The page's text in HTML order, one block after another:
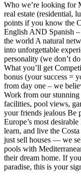
Who we’re looking for
real estate (residential,
points if you know the
English AND Spanish
the world A natural
into unforgettable
personality (we don’t
What you’ll get
bonus (your success =
from day one – we
Work from our
facilities, pool views,
your friends jealous Be
Europe’s most
learn, and live the
just sell houses — we
pools with
their dream home. If
paradise, this is your